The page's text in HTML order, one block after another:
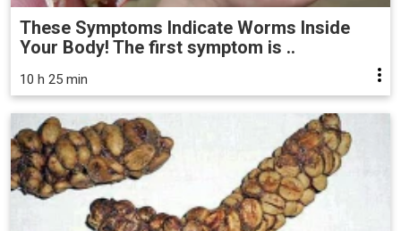
These Symptoms Indicate Worms Inside
Your Body! The first symptom is ..
10 h 25 min